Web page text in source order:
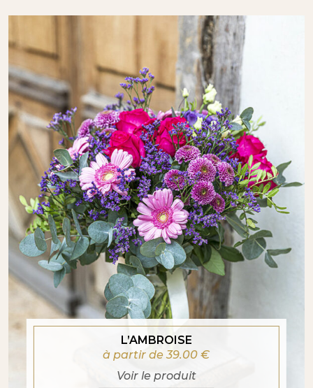
L’AMBROISE
à partir de 39.00€
Voir le produit